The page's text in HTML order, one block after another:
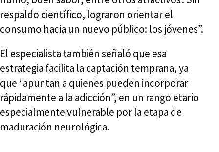
respaldo científico, lograron orientar el
consumo hacia un nuevo público: los jóvenes”.
El especialista también señaló que esa
estrategia facilita la captación temprana, ya
que “apuntan a quienes pueden incorporar
rápidamente a la adicción”, en un rango etario
especialmente vulnerable por la etapa de
maduración neurológica.